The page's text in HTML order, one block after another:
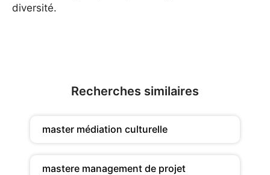
diversité.
Recherches similaires
master médiation culturelle
mastere management de projet